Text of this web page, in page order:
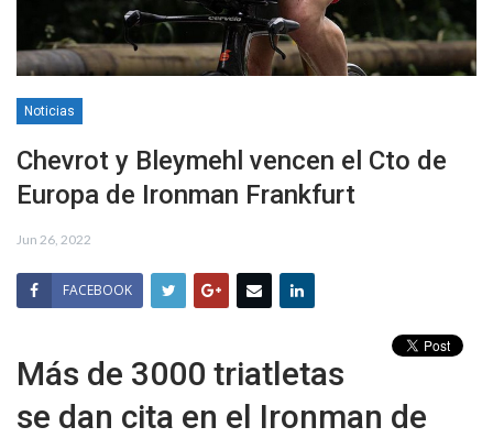
Noticias
Chevrot y Bleymehl vencen el Cto de
Europa de Ironman Frankfurt
Jun 26, 2022
FACEBOOK
Más de 3000 triatletas
se dan cita en el Ironman de